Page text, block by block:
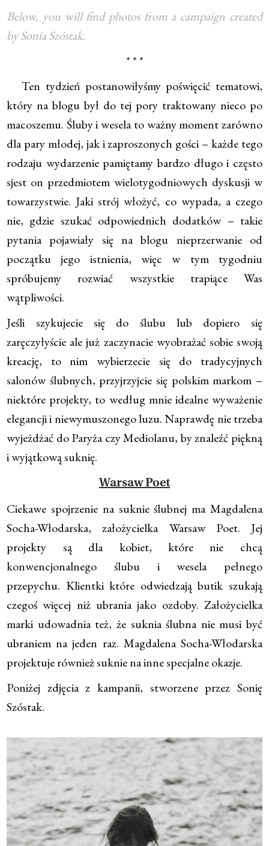
Below, you will find photos from a campaign created
by Sonia Szóstak.
* * *
Ten tydzień postanowiłyśmy poświęcić tematowi,
który na blogu był do tej pory traktowany nieco po
macoszemu. Śluby i wesela to ważny moment zarówno
dla pary młodej, jak i zaproszonych gości – każde tego
rodzaju wydarzenie pamiętamy bardzo długo i często
sjest on przedmiotem wielotygodniowych dyskusji w
towarzystwie. Jaki strój włożyć, co wypada, a czego
nie, gdzie szukać odpowiednich dodatków – takie
pytania pojawiały się na blogu nieprzerwanie od
początku jego istnienia, więc w tym tygodniu
spróbujemy rozwiać wszystkie trapiące Was
wątpliwości.
Jeśli szykujecie się do ślubu lub dopiero się
zaręczyłyście ale już zaczynacie wyobrażać sobie swoją
kreację, to nim wybierzecie się do tradycyjnych
salonów ślubnych, przyjrzyjcie się polskim markom –
niektóre projekty, to według mnie idealne wyważenie
elegancji i niewymuszonego luzu. Naprawdę nie trzeba
wyjeżdżać do Paryża czy Mediolanu, by znaleźć piękną
i wyjątkową suknię.
Warsaw Poet
Ciekawe spojrzenie na suknie ślubnej ma Magdalena
Socha-Włodarska, założycielka Warsaw Poet. Jej
projekty są dla kobiet, które nie chcą
konwencjonalnego ślubu i wesela pełnego
przepychu. Klientki które odwiedzają butik szukają
czegoś więcej niż ubrania jako ozdoby. Założycielka
marki udowadnia też, że suknia ślubna nie musi być
ubraniem na jeden raz. Magdalena Socha-Włodarska
projektuje również suknie na inne specjalne okazje.
Poniżej zdjęcia z kampanii, stworzene przez Sonię
Szóstak.